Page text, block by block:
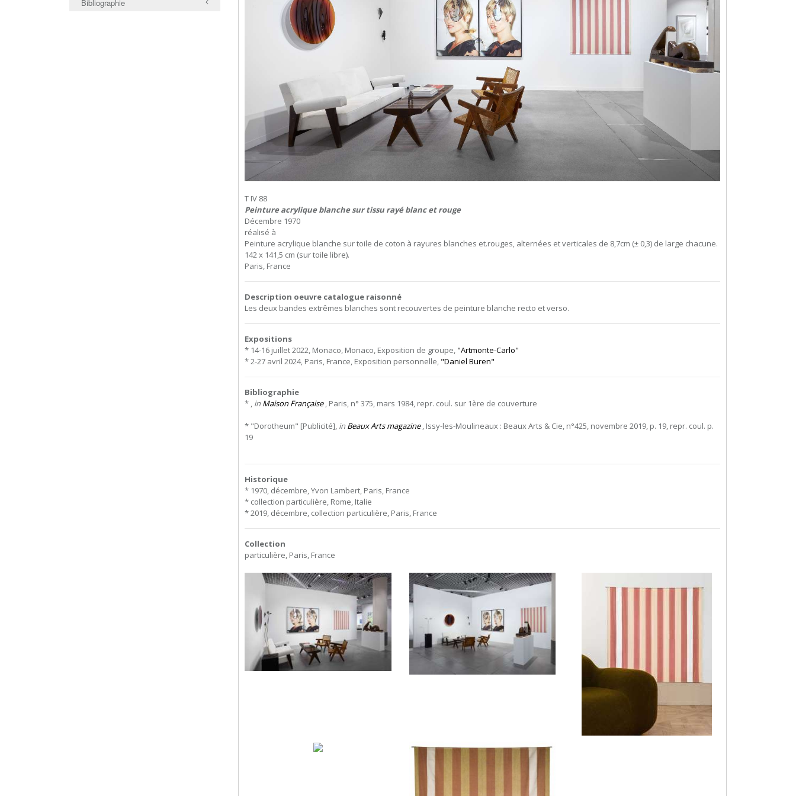
Bibliographie
T IV 88
Peinture acrylique blanche sur tissu rayé blanc et rouge
Décembre 1970
réalisé à
Peinture acrylique blanche sur toile de coton à rayures blanches et.rouges, alternées et verticales de 8,7cm (± 0,3) de large chacune.
142 x 141,5 cm (sur toile libre).
Paris, France
Description oeuvre catalogue raisonné
Les deux bandes extrêmes blanches sont recouvertes de peinture blanche recto et verso.
Expositions
* 14-16 juillet 2022, Monaco, Monaco, Exposition de groupe, "Artmonte-Carlo"
* 2-27 avril 2024, Paris, France, Exposition personnelle, "Daniel Buren"
Bibliographie
* , in Maison Française, Paris, n° 375, mars 1984, repr. coul. sur 1ère de couverture
* "Dorotheum" [Publicité], in Beaux Arts magazine, Issy-les-Moulineaux : Beaux Arts & Cie, n°425, novembre 2019, p. 19, repr. coul. p.
19
Historique
* 1970, décembre, Yvon Lambert, Paris, France
* collection particulière, Rome, Italie
* 2019, décembre, collection particulière, Paris, France
Collection
particulière, Paris, France